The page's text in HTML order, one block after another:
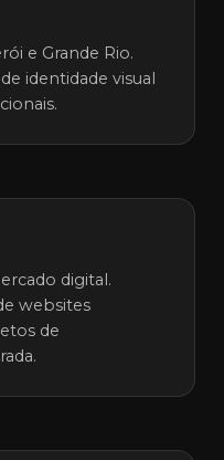
e Grande Rio.
identidade visual
digital.
websites
de